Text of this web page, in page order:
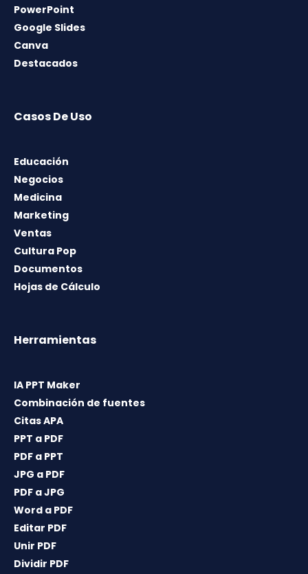
PowerPoint
Google Slides
Canva
Destacados
Casos De Uso
Educación
Negocios
Medicina
Marketing
Ventas
Cultura Pop
Documentos
Hojas de Cálculo
Herramientas
IA PPT Maker
Combinación de fuentes
Citas APA
PPT a PDF
PDF a PPT
JPG a PDF
PDF a JPG
Word a PDF
Editar PDF
Unir PDF
Dividir PDF